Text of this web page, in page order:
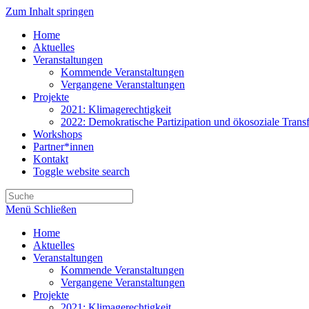
Zum Inhalt springen
Home
Aktuelles
Veranstaltungen
Kommende Veranstaltungen
Vergangene Veranstaltungen
Projekte
2021: Klimagerechtigkeit
2022: Demokratische Partizipation und ökosoziale
Workshops
Partner*innen
Kontakt
Toggle website search
Menü Schließen
Home
Aktuelles
Veranstaltungen
Kommende Veranstaltungen
Vergangene Veranstaltungen
Projekte